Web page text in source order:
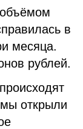
в
месяца.
рублей.
открыли